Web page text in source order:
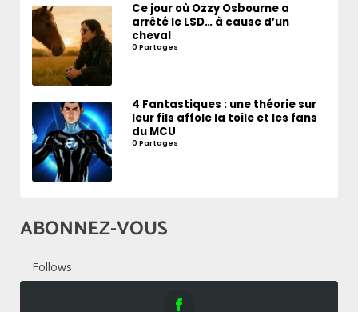
Ce jour où Ozzy Osbourne a
arrêté le LSD… à cause d’un
cheval
0 Partages
4 Fantastiques : une théorie sur
leur fils affole la toile et les fans
du MCU
0 Partages
ABONNEZ-VOUS
Follows